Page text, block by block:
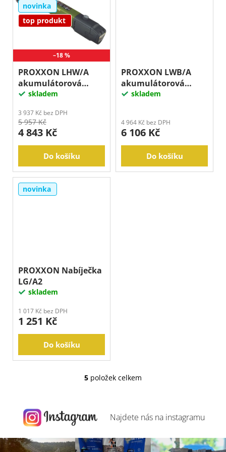
novinka
top produkt
–18 %
PROXXON LHW/A
akumulátorová
úhlová bruska
skladem
3 937 Kč bez DPH
5 957 Kč
4 843 Kč
Do košíku
PROXXON LWB/A
akumulátorová
vrtačka úhlova s
skladem
4 964 Kč bez DPH
6 106 Kč
Do košíku
novinka
PROXXON Nabíječka
LG/A2
skladem
1 017 Kč bez DPH
1 251 Kč
Do košíku
O
á
a
c
5 položek celkem
Najdete nás na instagramu